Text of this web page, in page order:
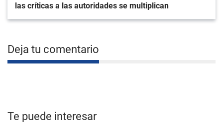
las críticas a las autoridades se multiplican
Deja tu comentario
Te puede interesar